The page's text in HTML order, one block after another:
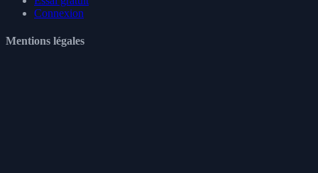
Connexion
Mentions légales